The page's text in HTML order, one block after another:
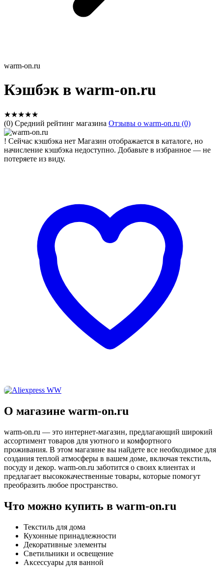
warm-on.ru
Кэшбэк в warm-on.ru
★★★★★
(0) Средний рейтинг магазина Отзывы о warm-on.ru (0)
! Сейчас кэшбэка нет Магазин отображается в каталоге, но
начисление кэшбэка недоступно. Добавьте в избранное — не
потеряете из виду.
О магазине warm-on.ru
warm-on.ru — это интернет-магазин, предлагающий широкий
ассортимент товаров для уютного и комфортного
проживания. В этом магазине вы найдете все необходимое для
создания теплой атмосферы в вашем доме, включая текстиль,
посуду и декор. warm-on.ru заботится о своих клиентах и
предлагает высококачественные товары, которые помогут
преобразить любое пространство.
Что можно купить в warm-on.ru
Текстиль для дома
Кухонные принадлежности
Декоративные элементы
Светильники и освещение
Аксессуары для ванной